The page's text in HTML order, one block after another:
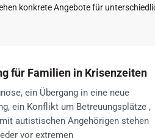
konkrete Angebote für
für Familien in Krisenzeiten
ein Übergang in eine neue
ein Konflikt um Betreuungsplätze ,
autistischen Angehörigen stehen
vor extremen